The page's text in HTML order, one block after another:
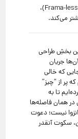
استفاده از درب‌های مخفی (Frama-less)،
می‌کند.
بخشِ طراحی
جریان
که خالی
پر از “چیز”
تا به
در همان فاصله‌ها
نیست؛ دعوت
سکوت آنقدر